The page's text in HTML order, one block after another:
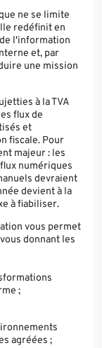
ne se limite
redéfinit en
l'information
et, par
une mission
à la TVA
flux de
et
fiscale. Pour
majeur : les
numériques
devraient
devient à la
à fiabiliser.
vous permet
donnant les
;
agréées ;